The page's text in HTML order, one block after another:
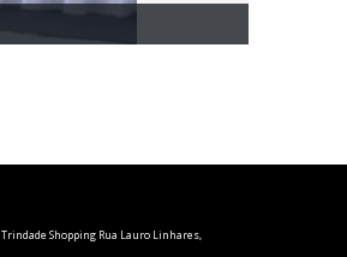
Trindade Shopping Rua Lauro Linhares,